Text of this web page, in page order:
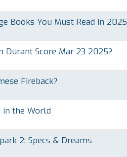
Books You Must Read in 2025
Durant Score Mar 23 2025?
Fireback?
in the World
2: Specs & Dreams